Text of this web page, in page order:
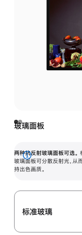
玻璃面板
两种抗反射玻璃面板可选。
玻璃面板可分散反射光，从
持出色画质。
展
开
标准玻璃